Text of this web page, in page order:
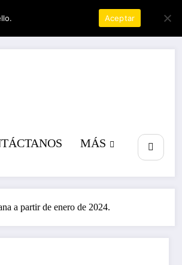
MÁS
a partir de enero de 2024.
Aceptar